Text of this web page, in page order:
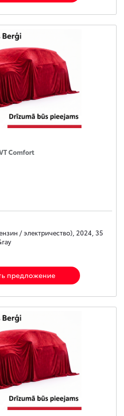
Comfort
/ электричество), 2024, 35
предложение